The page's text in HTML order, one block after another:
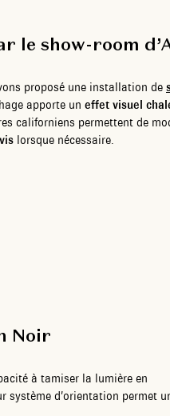
le show-room
proposé une installation de
apporte un effet visuel
californiens permettent de
lorsque nécessaire.
Noir
à tamiser la lumière en
système d’orientation permet